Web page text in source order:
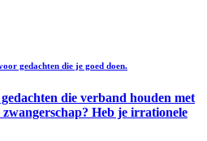
gedachten die je goed doen.
die verband houden met
Heb je irrationele